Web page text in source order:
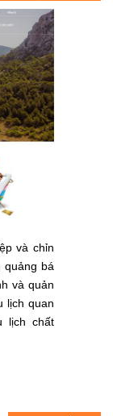
và chỉn
quảng bá
và quản
lịch quan
lịch chất